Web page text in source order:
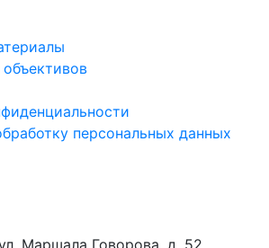
персональных данных
Маршала Говорова, д. 52